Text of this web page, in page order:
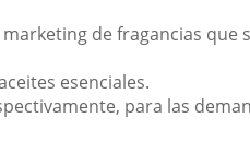
marketing de fragancias
esenciales.
para las